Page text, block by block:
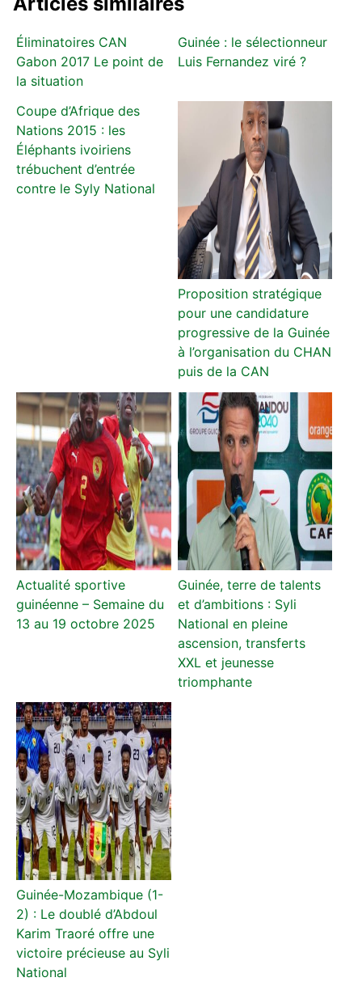
Éliminatoires CAN
Gabon 2017 Le point de
la situation
Guinée : le sélectionneur
Luis Fernandez viré ?
Coupe d’Afrique des
Nations 2015 : les
Éléphants ivoiriens
trébuchent d’entrée
contre le Syly National
Proposition stratégique
pour une candidature
progressive de la Guinée
à l’organisation du CHAN
puis de la CAN
Actualité sportive
guinéenne – Semaine du
13 au 19 octobre 2025
Guinée, terre de talents
et d’ambitions : Syli
National en pleine
ascension, transferts
XXL et jeunesse
triomphante
Guinée-Mozambique (1-
2) : Le doublé d’Abdoul
Karim Traoré offre une
victoire précieuse au Syli
National